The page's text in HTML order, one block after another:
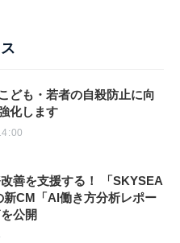
ども・若者の自殺防止に向
化します
善を支援する！ 「SKYSEA
CM「AI働き方分析レポー
公開